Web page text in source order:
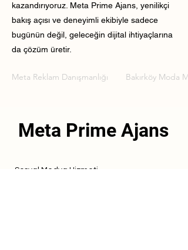
kazandırıyoruz. Meta Prime Ajans, yenilikçi
bakış açısı ve deneyimli ekibiyle sadece
bugünün değil, geleceğin dijital ihtiyaçlarına
da çözüm üretir.
Meta Reklam Danışmanlığı Bakırköy Moda
Meta Prime Ajans
Sosyal Medya Hizmeti